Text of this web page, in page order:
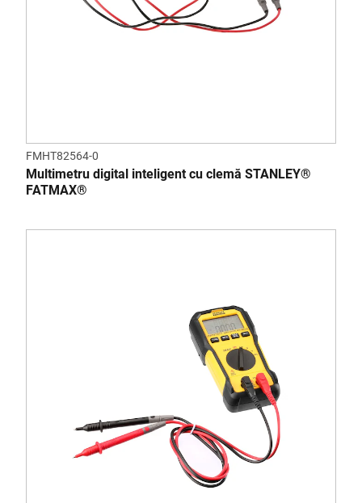
FMHT82564-0
Multimetru digital inteligent cu clemă STANLEY®
FATMAX®